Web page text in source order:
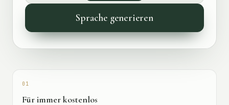
Sprache generieren
01
Für immer kostenlos